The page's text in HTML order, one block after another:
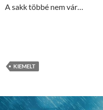
A sakk többé nem vár…
KIEMELT